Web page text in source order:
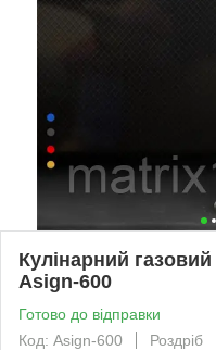
Кулінарний
Asign-600
Готово до відправки
Код: Asign-600
Роздріб